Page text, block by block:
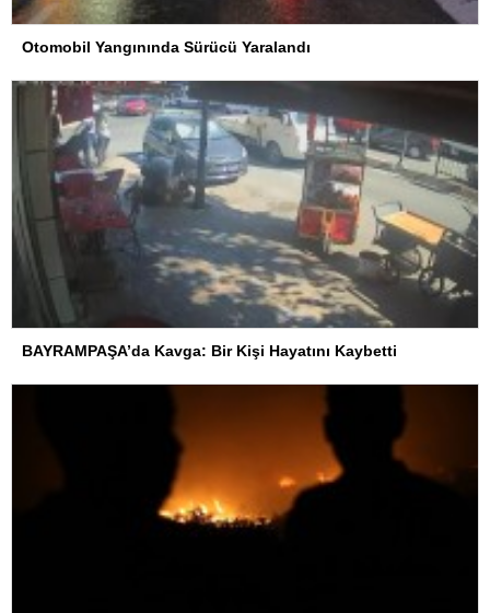
Otomobil Yangınında Sürücü Yaralandı
BAYRAMPAŞA’da Kavga: Bir Kişi Hayatını Kaybetti